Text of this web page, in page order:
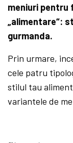
meniuri
„alimentare“:
gurmanda.
Prin urmare,
cele patru
stilul tau
variantele de